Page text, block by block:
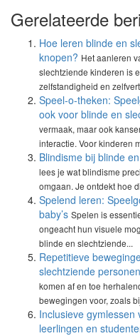
Gerelateerde
Hoe leren blinde en
knopen? Het aanleren
slechtziende kinderen is
zelfstandigheid en
Speel-o-theken:
ook voor blinde en
vermaak, maar ook
interactie. Voor kinderen
Blindisme bij blinde
lees je wat blindisme
omgaan. Je ontdekt hoe
Spelend leren:
baby’s Spelen is
ongeacht hun visuele
blinde en slechtziende...
Repetitieve
slechtziende personen
komen af en toe
bewegingen voor, zoals
Inclusieve
leerlingen en